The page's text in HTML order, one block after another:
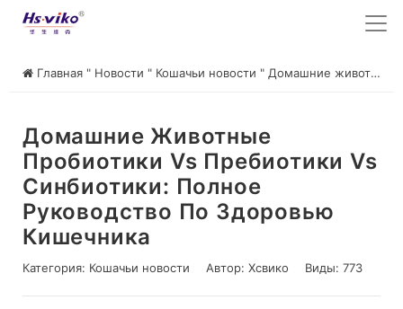
Главная " Новости " Кошачьи новости " Домашние животные Пробиотики vs Пребиотики vs Синбиотики: Полное руководство по здоровью кишечника
Домашние Животные
Пробиотики Vs Пребиотики Vs
Синбиотики: Полное
Руководство По Здоровью
Кишечника
Категория: Кошачьи новости Автор: Хсвико Виды: 773